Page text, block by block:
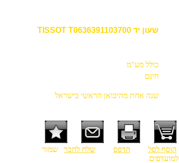
שעון יד TISSOT T0636391103700
כולל מע"מ
חינם
שנה אחת מהיבואן הראשי בישראל
הוסף לסל
הדפס שלח לחבר שמור
למועדפים